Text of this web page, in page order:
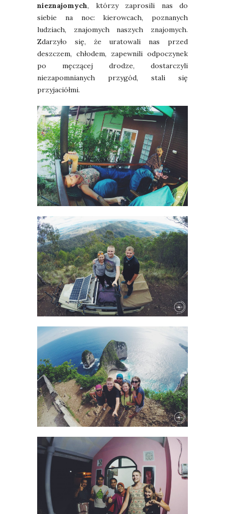
nieznajomych, którzy zaprosili nas do
siebie na noc: kierowcach, poznanych
ludziach, znajomych naszych znajomych.
Zdarzyło się, że uratowali nas przed
deszczem, chłodem, zapewnili odpoczynek
po męczącej drodze, dostarczyli
niezapomnianych przygód, stali się
przyjaciółmi.